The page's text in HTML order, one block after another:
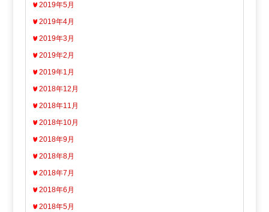
2019年5月
2019年4月
2019年3月
2019年2月
2019年1月
2018年12月
2018年11月
2018年10月
2018年9月
2018年8月
2018年7月
2018年6月
2018年5月